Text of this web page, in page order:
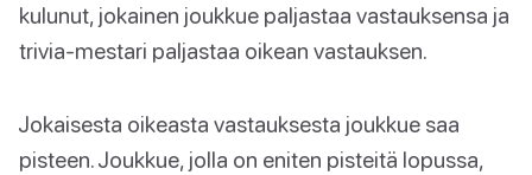
kulunut, jokainen joukkue paljastaa vastauksensa ja
trivia-mestari paljastaa oikean vastauksen.
Jokaisesta oikeasta vastauksesta joukkue saa
pisteen. Joukkue, jolla on eniten pisteitä lopussa,